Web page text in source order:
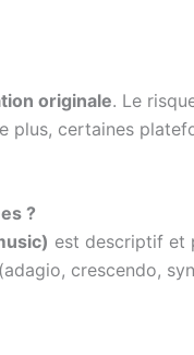
originale. Le
plus, certaines
?
est descriptif et
crescendo,